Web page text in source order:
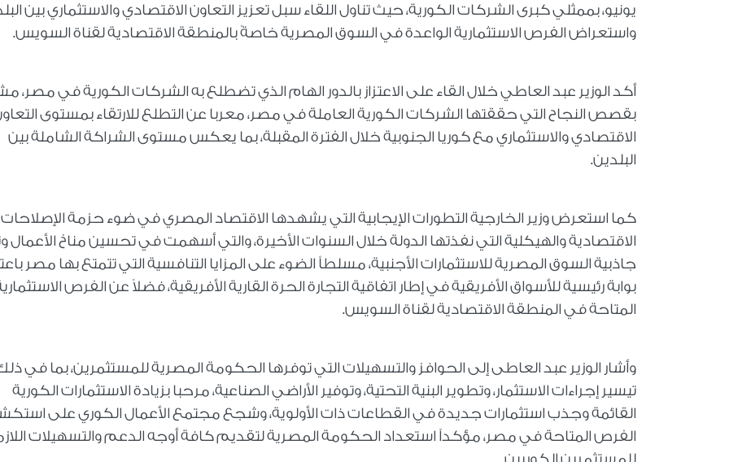
يونيو، بممثلي كبرى الشركات الكورية، حيث تناول اللقاء سبل تعزيز التعاون الاقتصادي والاستثماري بين
واستعراض الفرص الاستثمارية الواعدة في السوق المصرية خاصةً بالمنطقة الاقتصادية لقناة السويس.
أكد الوزير عبد العاطي خلال القاء على الاعتزاز بالدور الهام الذي تضطلع به الشركات الكورية في مصر،
بقصص النجاح التي حققتها الشركات الكورية العاملة في مصر، معربا عن التطلع للارتقاء بمستوى
الاقتصادي والاستثماري مع كوريا الجنوبية خلال الفترة المقبلة، بما يعكس مستوى الشراكة الشاملة بين
البلدين.
كما استعرض وزير الخارجية التطورات الإيجابية التي يشهدها الاقتصاد المصري في ضوء حزمة الإصلاحات
الاقتصادية والهيكلية التي نفذتها الدولة خلال السنوات الأخيرة، والتي أسهمت في تحسين مناخ الأعمال
جاذبية السوق المصرية للاستثمارات الأجنبية، مسلطاً الضوء على المزايا التنافسية التي تتمتع بها مصر
بوابة رئيسية للأسواق الأفريقية في إطار اتفاقية التجارة الحرة القارية الأفريقية، فضلاً عن الفرص
المتاحة في المنطقة الاقتصادية لقناة السويس.
وأشار الوزير عبد العاطى إلى الحوافز والتسهيلات التي توفرها الحكومة المصرية للمستثمرين، بما في
تيسير إجراءات الاستثمار، وتطوير البنية التحتية، وتوفير الأراضي الصناعية، مرحبا بزيادة الاستثمارات الكورية
القائمة وجذب استثمارات جديدة في القطاعات ذات الأولوية، وشجع مجتمع الأعمال الكوري على
الفرص المتاحة في مصر، مؤكداً استعداد الحكومة المصرية لتقديم كافة أوجه الدعم والتسهيلات